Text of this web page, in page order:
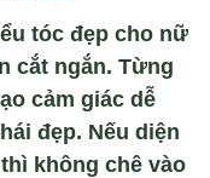
tóc đẹp cho nữ
cắt ngắn. Từng
cảm giác dễ
đẹp. Nếu diện
không chê vào